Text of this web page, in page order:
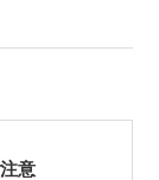
意